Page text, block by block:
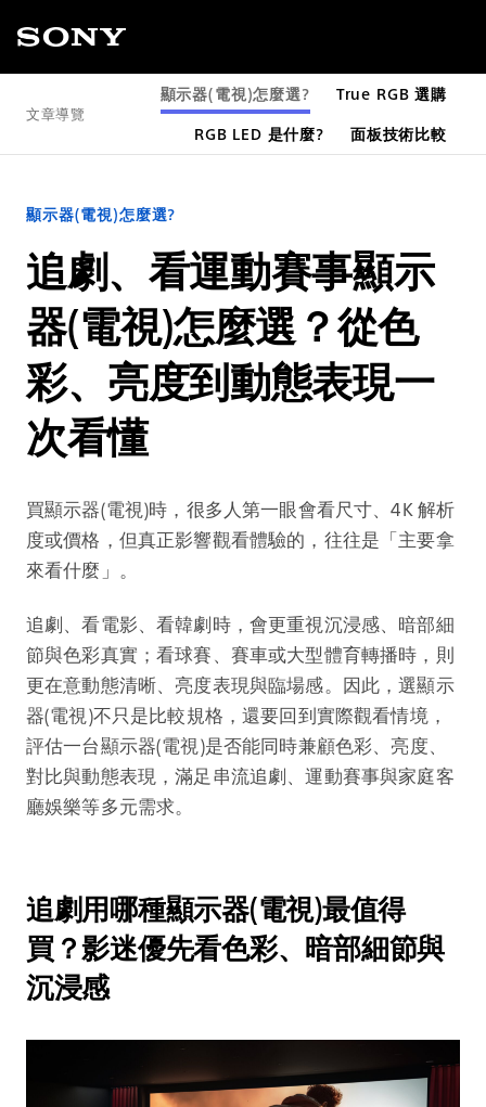
文章導覽
顯示器(電視)怎麼選? True RGB 選購
RGB LED 是什麼? 面板技術比較
顯示器(電視)怎麼選?
追劇、看運動賽事顯示
器(電視)怎麼選？從色
彩、亮度到動態表現一
次看懂
買顯示器(電視)時，很多人第一眼會看尺寸、4K 解析
度或價格，但真正影響觀看體驗的，往往是「主要拿
來看什麼」。
追劇、看電影、看韓劇時，會更重視沉浸感、暗部細
節與色彩真實；看球賽、賽車或大型體育轉播時，則
更在意動態清晰、亮度表現與臨場感。因此，選顯示
器(電視)不只是比較規格，還要回到實際觀看情境，
評估一台顯示器(電視)是否能同時兼顧色彩、亮度、
對比與動態表現，滿足串流追劇、運動賽事與家庭客
廳娛樂等多元需求。
追劇用哪種顯示器(電視)最值得
買？影迷優先看色彩、暗部細節與
沉浸感